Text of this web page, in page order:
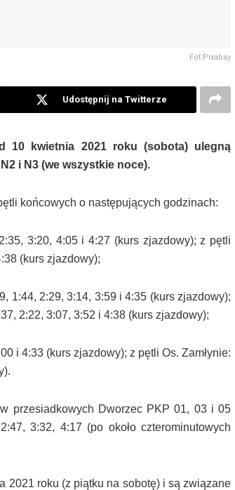
Fot.Pixabay
Udostępnij na Twitterze
10 kwietnia 2021 roku (sobota) ulegną
i N3 (we wszystkie noce).
końcowych o następujących godzinach:
3:20, 4:05 i 4:27 (kurs zjazdowy); z pętli
(kurs zjazdowy);
1:44, 2:29, 3:14, 3:59 i 4:35 (kurs zjazdowy);
2:22, 3:07, 3:52 i 4:38 (kurs zjazdowy);
i 4:33 (kurs zjazdowy); z pętli Os. Zamłynie:
przesiadkowych Dworzec PKP 01, 03 i 05
3:32, 4:17 (po około czterominutowych
2021 roku (z piątku na sobotę) i są związane